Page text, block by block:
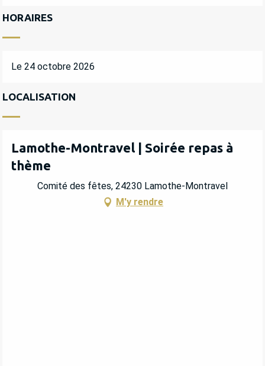
HORAIRES
Le 24 octobre 2026
LOCALISATION
Lamothe-Montravel | Soirée repas à
thème
Comité des fêtes, 24230 Lamothe-Montravel
M'y rendre